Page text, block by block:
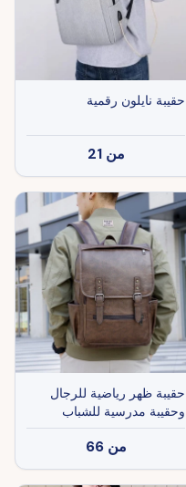
حقيبة نايلون رقمية
من 21
حقيبة ظهر رياضية للرجال
وحقيبة مدرسية للشباب
من 66